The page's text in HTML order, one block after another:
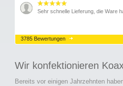
Sehr schnelle Lieferung, die Ware
3785 Bewertungen
Wir konfektionieren
Bereits vor einigen Jahrzehnten